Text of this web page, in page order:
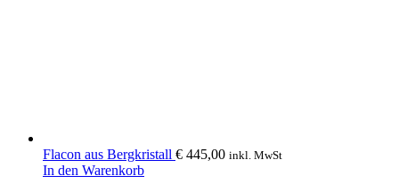
Flacon aus Bergkristall € 445,00 inkl. MwSt
In den Warenkorb